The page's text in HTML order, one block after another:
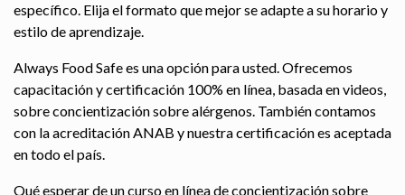
específico. Elija el formato que mejor se adapte a su horario y
estilo de aprendizaje.
Always Food Safe es una opción para usted. Ofrecemos
capacitación y certificación 100% en línea, basada en videos,
sobre concientización sobre alérgenos. También contamos
con la acreditación ANAB y nuestra certificación es aceptada
en todo el país.
Qué esperar de un curso en línea de concientización sobre